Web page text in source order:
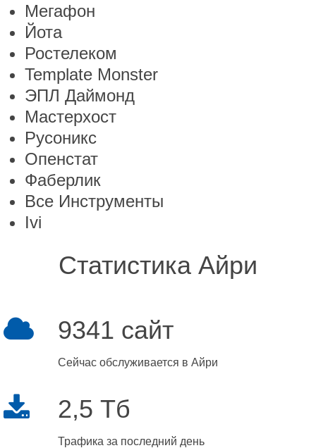
Мегафон
Йота
Ростелеком
Template Monster
ЭПЛ Даймонд
Мастерхост
Русоникс
Опенстат
Фаберлик
Все Инструменты
Ivi
Статистика Айри
9341 сайт
Сейчас обслуживается в Айри
2,5 Тб
Трафика за последний день